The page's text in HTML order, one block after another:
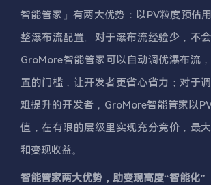
智能管家」有两大优势：以PV粒度预估
整瀑布流配置。对于瀑布流经验少，不
GroMore智能管家可以自动调优瀑布流
置的门槛，让开发者更省心省力；对于
难提升的开发者，GroMore智能管家以
值，在有限的层级里实现充分竞价，最
和变现收益。
智能管家两大优势，助变现高度“智能化”